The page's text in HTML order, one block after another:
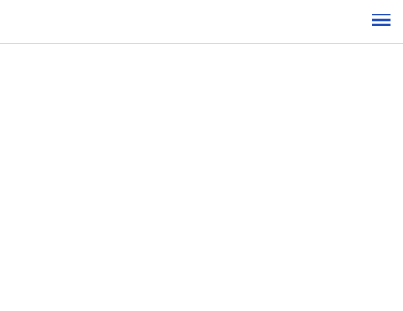
konten